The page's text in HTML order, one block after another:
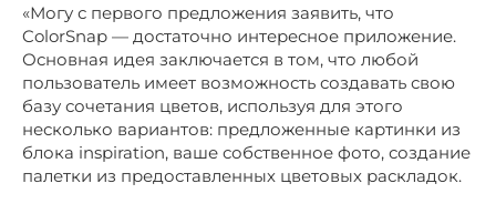
«Могу с первого предложения заявить, что
ColorSnap — достаточно интересное приложение.
Основная идея заключается в том, что любой
пользователь имеет возможность создавать свою
базу сочетания цветов, используя для этого
несколько вариантов: предложенные картинки из
блока inspiration, ваше собственное фото, создание
палетки из предоставленных цветовых раскладок.